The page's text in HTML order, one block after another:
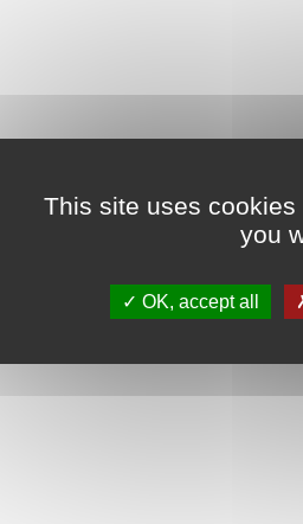
This site uses
you
OK, accept all